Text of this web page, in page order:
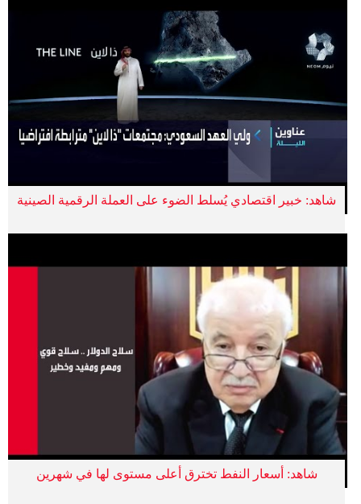
شاهد: خبير اقتصادي يُسلط الضوء على العملة الرقمية الصينية
شاهد: أسعار النفط تخترق أعلى مستوى لها في شهرين